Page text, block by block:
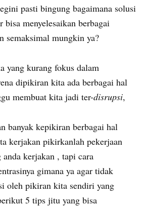
pasti bingung bagaimana solusi
bisa menyelesaikan berbagai
semaksimal mungkin ya?
yang kurang fokus dalam
dipikiran kita ada berbagai hal
membuat kita jadi ter-disrupsi,
banyak kepikiran berbagai hal
kerjakan pikirkanlah pekerjaan
anda kerjakan , tapi cara
gimana ya agar tidak
oleh pikiran kita sendiri yang
5 tips jitu yang bisa